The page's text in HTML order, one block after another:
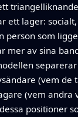
ett lager:
person som
mer av sina
(vem de
(vem andra
positioner